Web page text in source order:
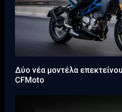
Δύο νέα μοντέλα
CFMoto